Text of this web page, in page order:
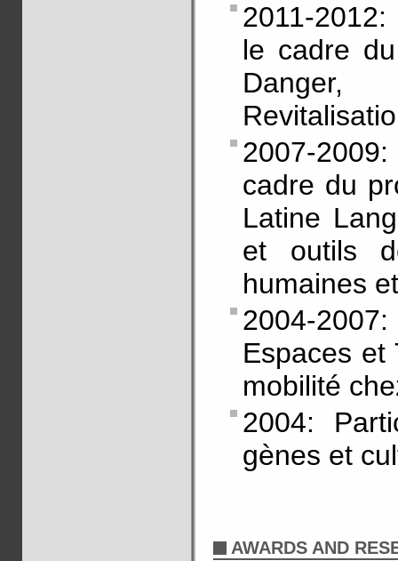
2011-
le cadre
Danger,
2007-
cadre du
Latine
et outils
humaines
2004-
Espaces et
mobilité
2004:
gènes et
AWARDS AND